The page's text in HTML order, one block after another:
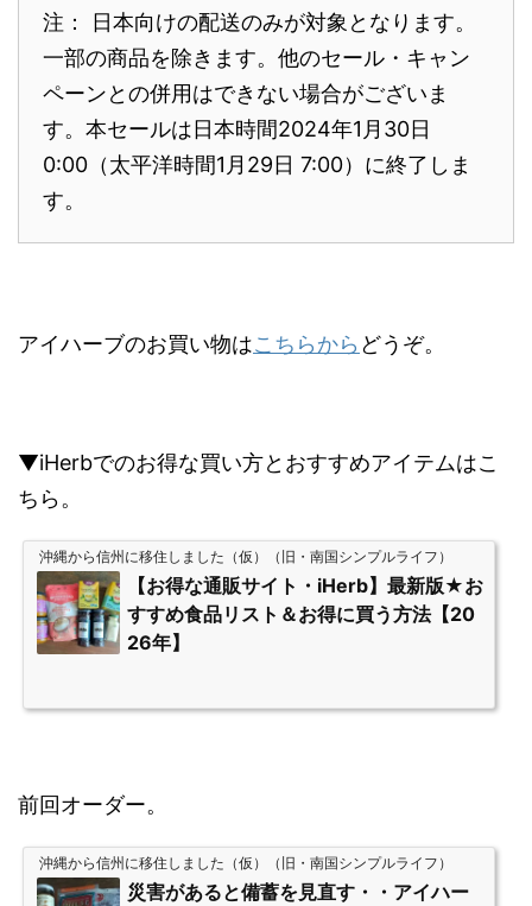
注： 日本向けの配送のみが対象となります。
一部の商品を除きます。他のセール・キャン
ペーンとの併用はできない場合がございま
す。本セールは日本時間2024年1月30日
0:00（太平洋時間1月29日 7:00）に終了しま
す。
アイハーブのお買い物はこちらから どうぞ。
▼iHerbでのお得な買い方とおすすめアイテムはこ
ちら。
沖縄から信州に移住しました（仮）（旧・南国シンプルライフ）
【お得な通販サイト・iHerb】最新版★お
すすめ食品リスト＆お得に買う方法【20
26年】
前回オーダー。
沖縄から信州に移住しました（仮）（旧・南国シンプルライフ）
災害があると備蓄を見直す・・アイハー